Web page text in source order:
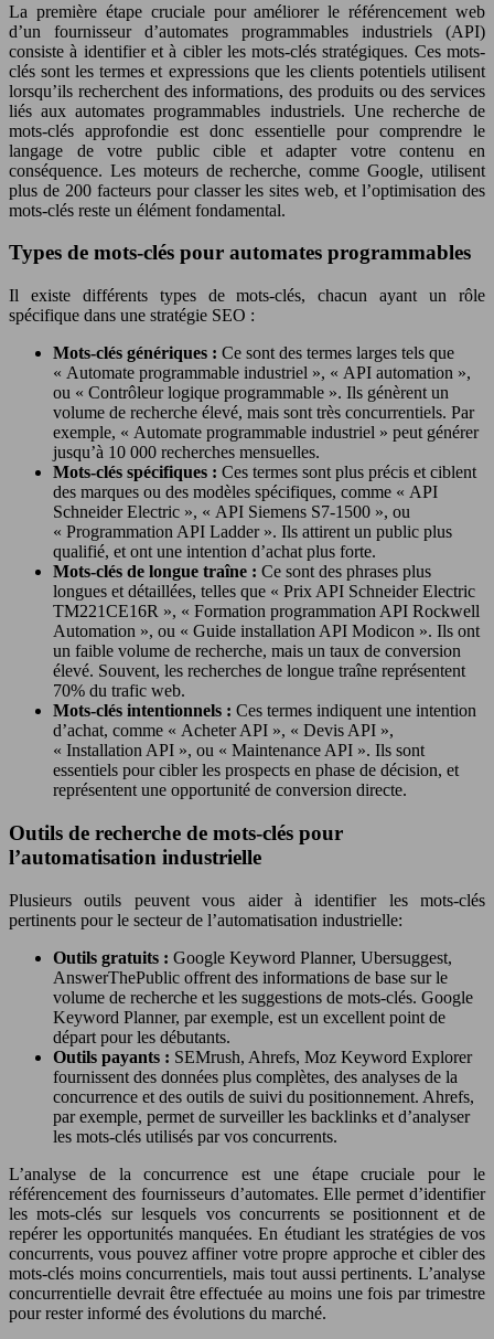
La première étape cruciale pour améliorer le référencement web
d’un fournisseur d’automates programmables industriels (API)
consiste à identifier et à cibler les mots-clés stratégiques. Ces mots-
clés sont les termes et expressions que les clients potentiels utilisent
lorsqu’ils recherchent des informations, des produits ou des services
liés aux automates programmables industriels. Une recherche de
mots-clés approfondie est donc essentielle pour comprendre le
langage de votre public cible et adapter votre contenu en
conséquence. Les moteurs de recherche, comme Google, utilisent
plus de 200 facteurs pour classer les sites web, et l’optimisation des
mots-clés reste un élément fondamental.
Types de mots-clés pour automates programmables
Il existe différents types de mots-clés, chacun ayant un rôle
spécifique dans une stratégie SEO :
Mots-clés génériques : Ce sont des termes larges tels que
« Automate programmable industriel », « API automation »,
ou « Contrôleur logique programmable ». Ils génèrent un
volume de recherche élevé, mais sont très concurrentiels. Par
exemple, « Automate programmable industriel » peut générer
jusqu’à 10 000 recherches mensuelles.
Mots-clés spécifiques : Ces termes sont plus précis et ciblent
des marques ou des modèles spécifiques, comme « API
Schneider Electric », « API Siemens S7-1500 », ou
« Programmation API Ladder ». Ils attirent un public plus
qualifié, et ont une intention d’achat plus forte.
Mots-clés de longue traîne : Ce sont des phrases plus
longues et détaillées, telles que « Prix API Schneider Electric
TM221CE16R », « Formation programmation API Rockwell
Automation », ou « Guide installation API Modicon ». Ils ont
un faible volume de recherche, mais un taux de conversion
élevé. Souvent, les recherches de longue traîne représentent
70% du trafic web.
Mots-clés intentionnels : Ces termes indiquent une intention
d’achat, comme « Acheter API », « Devis API »,
« Installation API », ou « Maintenance API ». Ils sont
essentiels pour cibler les prospects en phase de décision, et
représentent une opportunité de conversion directe.
Outils de recherche de mots-clés pour
l’automatisation industrielle
Plusieurs outils peuvent vous aider à identifier les mots-clés
pertinents pour le secteur de l’automatisation industrielle:
Outils gratuits : Google Keyword Planner, Ubersuggest,
AnswerThePublic offrent des informations de base sur le
volume de recherche et les suggestions de mots-clés. Google
Keyword Planner, par exemple, est un excellent point de
départ pour les débutants.
Outils payants : SEMrush, Ahrefs, Moz Keyword Explorer
fournissent des données plus complètes, des analyses de la
concurrence et des outils de suivi du positionnement. Ahrefs,
par exemple, permet de surveiller les backlinks et d’analyser
les mots-clés utilisés par vos concurrents.
L’analyse de la concurrence est une étape cruciale pour le
référencement des fournisseurs d’automates. Elle permet d’identifier
les mots-clés sur lesquels vos concurrents se positionnent et de
repérer les opportunités manquées. En étudiant les stratégies de vos
concurrents, vous pouvez affiner votre propre approche et cibler des
mots-clés moins concurrentiels, mais tout aussi pertinents. L’analyse
concurrentielle devrait être effectuée au moins une fois par trimestre
pour rester informé des évolutions du marché.